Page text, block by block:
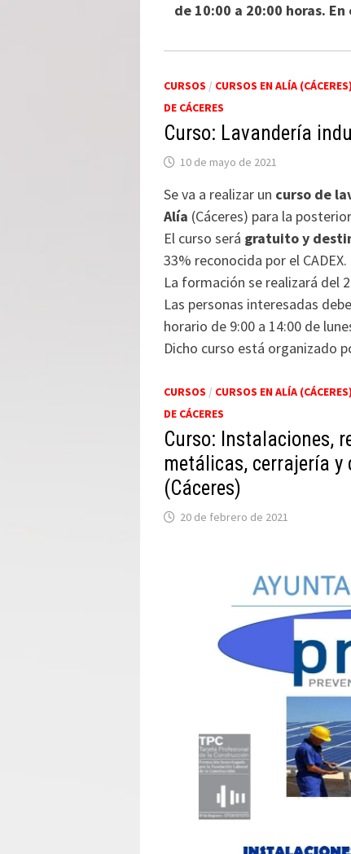
de 10:00 a 20:00 horas.
CURSOS / CURSOS EN ALÍA (CÁCERES)
DE CÁCERES
Curso: Lavandería
10 de mayo de 2021
Se va a realizar un curso de
Alía (Cáceres) para la
El curso será gratuito y
33% reconocida por el CADEX.
La formación se realizará del
Las personas interesadas
horario de 9:00 a 14:00 de
Dicho curso está organizado
CURSOS / CURSOS EN ALÍA (CÁCERES)
DE CÁCERES
Curso: Instalaciones,
metálicas, cerrajería
(Cáceres)
20 de febrero de 2021